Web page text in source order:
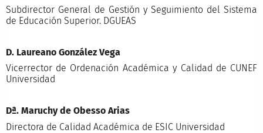
Subdirector General de Gestión y Seguimiento del Sistema
de Educación Superior. DGUEAS
D. Laureano González Vega
Vicerrector de Ordenación Académica y Calidad de CUNEF
Universidad
Dª. Maruchy de Obesso Arias
Directora de Calidad Académica de ESIC Universidad